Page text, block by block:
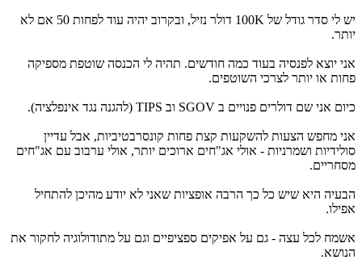
יש לי סדר גודל של 100K דולר נזיל, ובקרוב יהיה עוד לפחות 50 אם לא
יותר.
אני יוצא לפנסיה בעוד כמה חודשים. תהיה לי הכנסה שוטפת מספיקה
פחות או יותר לצרכי השוטפים.
כיום אני שם דולרים פנויים ב SGOV וב TIPS (להגנה נגד אינפלציה).
אני מחפש הצעות להשקעות קצת פחות קונסרבטיביות, אבל עדיין
סולידיות ושמרניות - אולי אג"חים ארוכים יותר, אולי ערבוב עם אג"חים
מסחריים.
הבעיה היא שיש כל כך הרבה אופציות שאני לא יודע מהיכן להתחיל
אפילו.
אשמח לכל עצה - גם על אפיקים ספציפיים וגם על מתודולוגיה לחקור את
הנושא.